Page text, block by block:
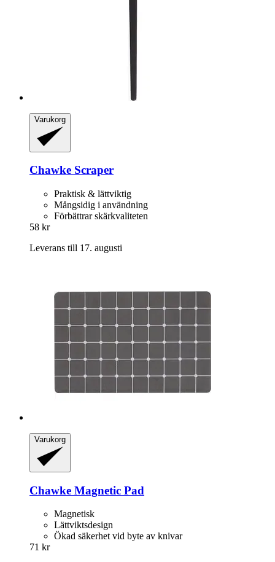
Varukorg
Chawke Scraper
Praktisk & lättviktig
Mångsidig i användning
Förbättrar skärkvaliteten
58 kr
Leverans till 17. augusti
Varukorg
Chawke Magnetic Pad
Magnetisk
Lättviktsdesign
Ökad säkerhet vid byte av knivar
71 kr